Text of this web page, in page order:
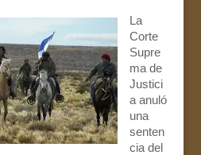
La
Corte
Supre
ma de
Justici
a anuló
una
senten
cia del